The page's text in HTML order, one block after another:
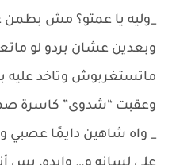
_وليه يا عمتو؟ مش بطمن
وبعدين عشان بردو لو
ماتستغربوش وتاخد عليه
وعقبت “شدوى” كاسرة
_ واه شاهين دايمًا عصبي